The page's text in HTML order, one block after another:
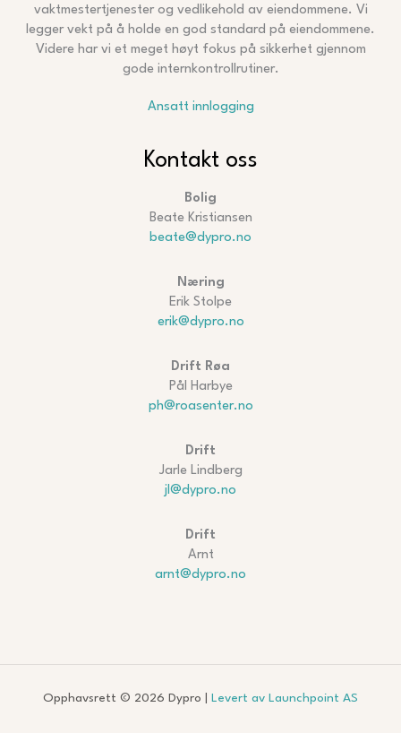
vaktmestertjenester og vedlikehold av eiendommene. Vi
legger vekt på å holde en god standard på eiendommene.
Videre har vi et meget høyt fokus på sikkerhet gjennom
gode internkontrollrutiner.
Ansatt innlogging
Kontakt oss
Bolig
Beate Kristiansen
beate@dypro.no
Næring
Erik Stolpe
erik@dypro.no
Drift Røa
Pål Harbye
ph@roasenter.no
Drift
Jarle Lindberg
jl@dypro.no
Drift
Arnt
arnt@dypro.no
Opphavsrett © 2026 Dypro | Levert av Launchpoint AS